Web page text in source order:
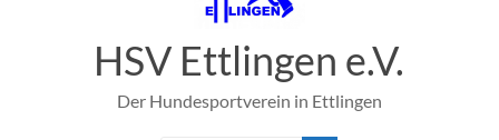
HSV Ettlingen e.V.
Der Hundesportverein in Ettlingen